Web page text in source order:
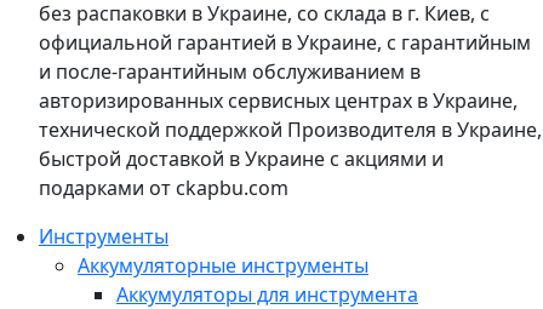
без распаковки в Украине, со склада в г. Киев, с
официальной гарантией в Украине, с гарантийным
и после-гарантийным обслуживанием в
авторизированных сервисных центрах в Украине,
технической поддержкой Производителя в Украине,
быстрой доставкой в Украине с акциями и
подарками от ckapbu.com
Инструменты
Аккумуляторные инструменты
Аккумуляторы для инструмента